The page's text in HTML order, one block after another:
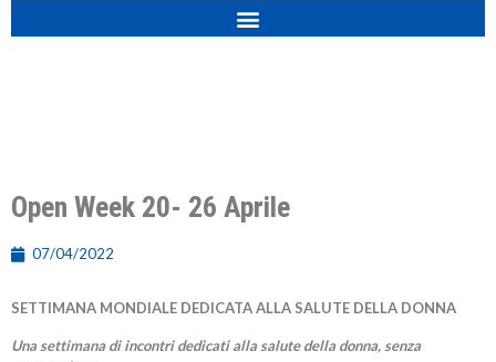
Open Week 20- 26 Aprile
07/04/2022
SETTIMANA MONDIALE DEDICATA ALLA SALUTE DELLA DONNA
Una settimana di incontri dedicati alla salute della donna, senza